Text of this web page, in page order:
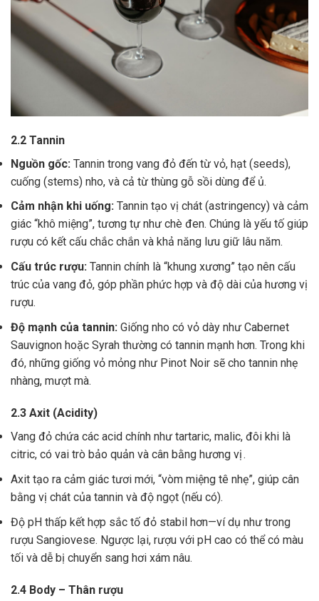
2.2 Tannin
Nguồn gốc: Tannin trong vang đỏ đến từ vỏ, hạt (seeds),
cuống (stems) nho, và cả từ thùng gỗ sồi dùng để ủ.
Cảm nhận khi uống: Tannin tạo vị chát (astringency) và cảm
giác “khô miệng”, tương tự như chè đen. Chúng là yếu tố giúp
rượu có kết cấu chắc chắn và khả năng lưu giữ lâu năm.
Cấu trúc rượu: Tannin chính là “khung xương” tạo nên cấu
trúc của vang đỏ, góp phần phức hợp và độ dài của hương vị
rượu.
Độ mạnh của tannin: Giống nho có vỏ dày như Cabernet
Sauvignon hoặc Syrah thường có tannin mạnh hơn. Trong khi
đó, những giống vỏ mỏng như Pinot Noir sẽ cho tannin nhẹ
nhàng, mượt mà.
2.3 Axit (Acidity)
Vang đỏ chứa các acid chính như tartaric, malic, đôi khi là
citric, có vai trò bảo quản và cân bằng hương vị .
Axit tạo ra cảm giác tươi mới, “vòm miệng tê nhẹ”, giúp cân
bằng vị chát của tannin và độ ngọt (nếu có).
Độ pH thấp kết hợp sắc tố đỏ stabil hơn—ví dụ như trong
rượu Sangiovese. Ngược lại, rượu với pH cao có thể có màu
tối và dễ bị chuyển sang hơi xám nâu.
2.4 Body – Thân rượu